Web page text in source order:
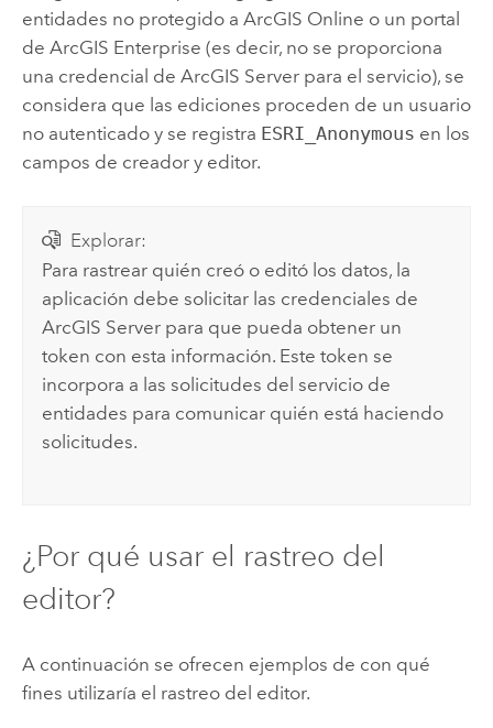
entidades no protegido a ArcGIS Online o un portal
de ArcGIS Enterprise (es decir, no se proporciona
una credencial de ArcGIS Serverpara el servicio), se
considera que las ediciones proceden de un usuario
no autenticado y se registra ESRI_Anonymous en los
campos de creador y editor.
Explorar:
Para rastrear quién creó o editó los datos, la
aplicación debe solicitar las credenciales de
ArcGIS Server para que pueda obtener un
token con esta información. Este token se
incorpora a las solicitudes del servicio de
entidades para comunicar quién está haciendo
solicitudes.
¿Por qué usar el rastreo del
editor?
A continuación se ofrecen ejemplos de con qué
fines utilizaría el rastreo del editor.